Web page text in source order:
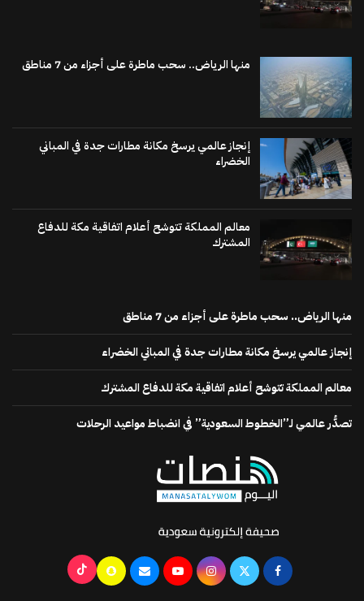
منها الرياض.. سحب ماطرة على أجزاء من 7 مناطق
إنجاز عالمي يرسخ مكانة مطارات جدة في المباني
الخضراء
معالم المملكة تتوشح أعلام اتفاقية مكة للدفاع
المشترك
منها الرياض.. سحب ماطرة على أجزاء من 7 مناطق
إنجاز عالمي يرسخ مكانة مطارات جدة في المباني الخضراء
معالم المملكة تتوشح أعلام اتفاقية مكة للدفاع المشترك
تصدُّر عالمي لـ”الخطوط السعودية” في انضباط مواعيد الرحلات